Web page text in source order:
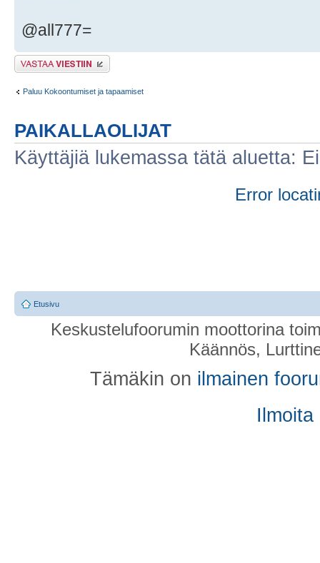
@all777=
Lähetä vastaus
Paluu Kokoontumiset ja tapaamiset
PAIKALLAOLIJAT
Käyttäjiä lukemassa tätä aluetta:
Error
Etusivu
Keskustelufoorumin moottorina
Käännös,
Tämäkin on ilmainen